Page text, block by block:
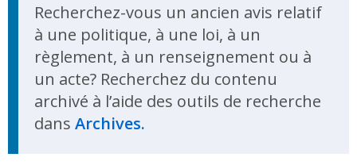
Recherchez-vous un ancien avis relatif
à une politique, à une loi, à un
règlement, à un renseignement ou à
un acte? Recherchez du contenu
archivé à l’aide des outils de recherche
dans Archives.